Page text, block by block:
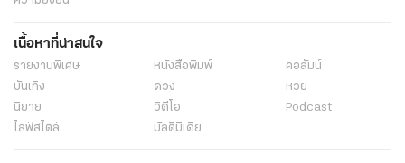
เนื้อหาที่น่าสนใจ
รายงานพิเศษ หนังสือพิมพ์
คอลัมน์
บันเทิง
ดวง
หวย
นิยาย
วิดีโอ
Podcast
ไลฟ์สไตล์
มัลติมีเดีย